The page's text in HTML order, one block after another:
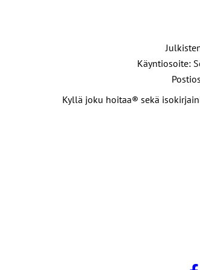
Käyntiosoite:
Kyllä joku hoitaa® sekä